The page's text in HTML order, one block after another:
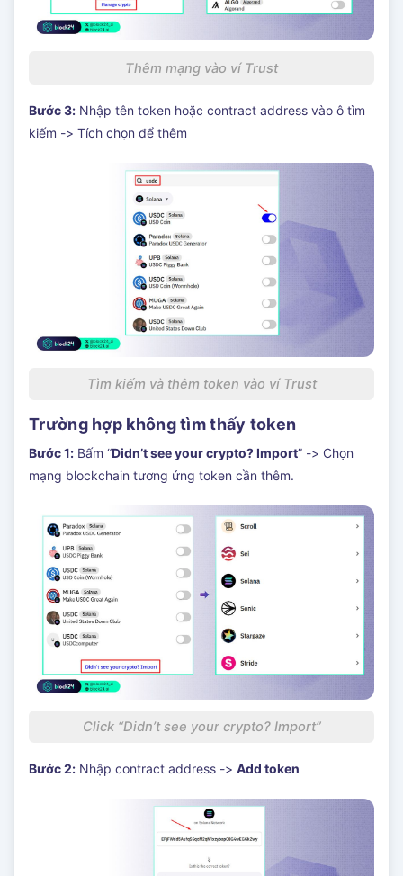
Thêm mạng vào ví Trust
Bước 3: Nhập tên token hoặc contract address vào ô tìm
kiếm -> Tích chọn để thêm
Tìm kiếm và thêm token vào ví Trust
Trường hợp không tìm thấy token
Bước 1: Bấm “Didn’t see your crypto? Import” -> Chọn
mạng blockchain tương ứng token cần thêm.
Click “Didn’t see your crypto? Import”
Bước 2: Nhập contract address -> Add token